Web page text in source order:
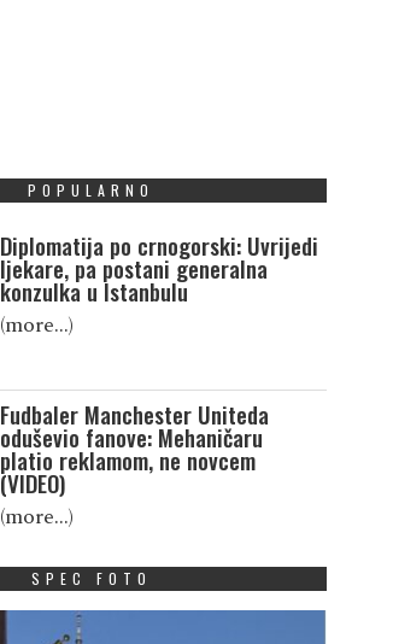
POPULARNO
Diplomatija po crnogorski: Uvrijedi
ljekare, pa postani generalna
konzulka u Istanbulu
(more…)
Fudbaler Manchester Uniteda
oduševio fanove: Mehaničaru
platio reklamom, ne novcem
(VIDEO)
(more…)
SPEC FOTO